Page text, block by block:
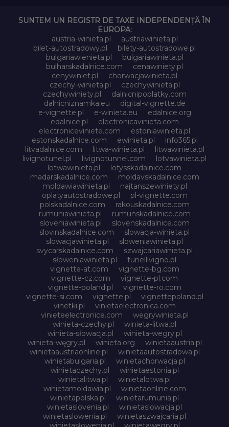
SUNTEM UN REGISTR DE TAXE INDEPENDENȚĂ ÎN
EUROPA:
austria-winieta.pl
austriawinieta.pl
bilet-autostradowy.pl
bilety-autostradowe.pl
bulgariawienieta.pl
bulgariawinieta.pl
bulharskadalnice.com
cenawiniety.pl
cenywiniet.pl
chorwacjawinieta.pl
czechy-winieta.pl
czechywinieta.pl
czechywiniety.pl
dalnicnipoplatky.com
dalnicniznamka.eu
digital-vignette.de
e-vignette.pl
e-winieta.eu
edalnice.org
edalnice.pl
electronicavinieta.com
electroniceviniete.com
estoniawinieta.pl
estonskadalnice.com
ewinieta.pl
info365.pl
litvadalnice.com
litwa-winieta.pl
litwawinieta.pl
livignotunel.pl
livignotunnel.com
lotvawinieta.pl
lotwawinieta.pl
lotysskadalnice.com
madarskadalnice.com
moldavskadalnice.com
moldawiawinieta.pl
najtanszewiniety.pl
oplatyautostradowe.pl
pl-vignette.com
polskadalnice.com
rakouskadalnice.com
rumuniawinieta.pl
rumunskadalnice.com
sloveniawinieta.pl
slovenskadalnice.com
slovinskadalnice.com
slowacja-winieta.pl
slowacjawinieta.pl
sloweniawinieta.pl
svycarskadalnice.com
szwajcariawinieta.pl
słoweniawinieta.pl
tunellivigno.pl
vignette-at.com
vignette-bg.com
vignette-cz.com
vignette-pl.com
vignette-poland.pl
vignette-ro.com
vignette-si.com
vignette.pl
vignettepoland.pl
vinetki.pl
vinietaelectronica.com
vinieteelectronice.com
wegrywinieta.pl
winieta-czechy.pl
winieta-litwa.pl
winieta-słowacja.pl
winieta-wegry.pl
winieta-węgry.pl
winieta.org
winietaaustria.pl
winietaaustriaonline.pl
winietaautostradowa.pl
winietabulgaria.pl
winietachorwacja.pl
winietaczechy.pl
winietaestonia.pl
winietalitwa.pl
winietalotwa.pl
winietamoldawia.pl
winietaonline.com
winietapolska.pl
winietarumunia.pl
winietaslovenia.pl
winietaslowacja.pl
winietaslowenia.pl
winietaszwajcaria.pl